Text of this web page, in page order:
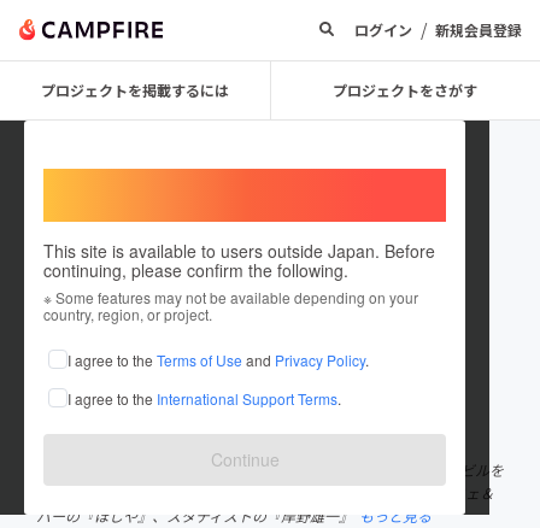
ログイン / 新規会員登録
プロジェクトを掲載するには プロジェクトをさがす
This site is available to users outside Japan. Before
continuing, please confirm the following.
※ Some features may not be available depending on your
country, region, or project.
I agree to the Terms of Use and Privacy Policy.
I agree to the International Support Terms.
Continue
ASAKUSA KAMINARI
これまでに1回支援して1件のプロジェクトを投稿しています
在住国：日本 現在地：東京都
出身国：日本 出身地：東京都
KAMINARIは、浅草雷門から徒歩2分の並木通り裏にあるレトロなビルを
リノベーションしたクリエイティブスペースです。乾物を扱うカフェ＆
バーの『ほしや』、スタディストの『岸野雄一』
もっと見る